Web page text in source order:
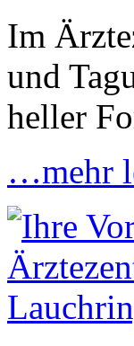
Im
und
heller
…mehr